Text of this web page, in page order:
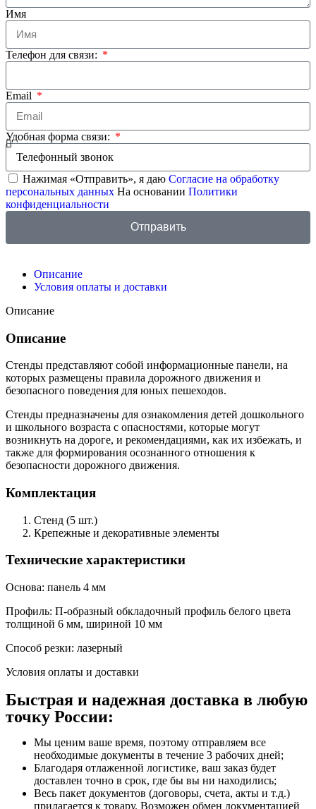
Имя
Телефон для связи:
Email
Удобная форма связи:
Нажимая «Отправить», я даю Согласие на обработку
персональных данных На основании Политики
конфиденциальности
Отправить
Описание
Условия оплаты и доставки
Описание
Описание
Стенды представляют собой информационные панели, на
которых размещены правила дорожного движения и
безопасного поведения для юных пешеходов.
Стенды предназначены для ознакомления детей дошкольного
и школьного возраста с опасностями, которые могут
возникнуть на дороге, и рекомендациями, как их избежать, и
также для формирования осознанного отношения к
безопасности дорожного движения.
Комплектация
Стенд (5 шт.)
Крепежные и декоративные элементы
Технические характеристики
Основа: панель 4 мм
Профиль: П-образный обкладочный профиль белого цвета
толщиной 6 мм, шириной 10 мм
Способ резки: лазерный
Условия оплаты и доставки
Быстрая и надежная доставка в любую
точку России:
Мы ценим ваше время, поэтому отправляем все
необходимые документы в течение 3 рабочих дней;
Благодаря отлаженной логистике, ваш заказ будет
доставлен точно в срок, где бы вы ни находились;
Весь пакет документов (договоры, счета, акты и т.д.)
прилагается к товару. Возможен обмен документацией